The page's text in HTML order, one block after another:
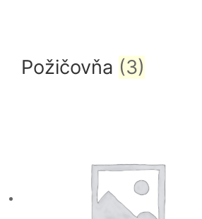
Požičovňa (3)